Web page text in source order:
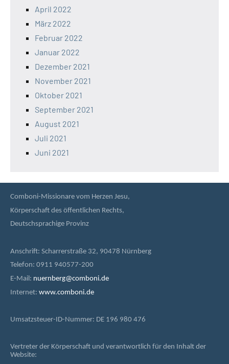
April 2022
März 2022
Februar 2022
Januar 2022
Dezember 2021
November 2021
Oktober 2021
September 2021
August 2021
Juli 2021
Juni 2021
Comboni-Missionare vom Herzen Jesu,
Körperschaft des öffentlichen Rechts,
Deutschsprachige Provinz
Anschrift: Scharrerstraße 32, 90478 Nürnberg
Telefon: 0911 940577-200
E-Mail: nuernberg@comboni.de
Internet: www.comboni.de
Umsatzsteuer-ID-Nummer: DE 196 980 476
Vertreter der Körperschaft und verantwortlich für den Inhalt der
Website: